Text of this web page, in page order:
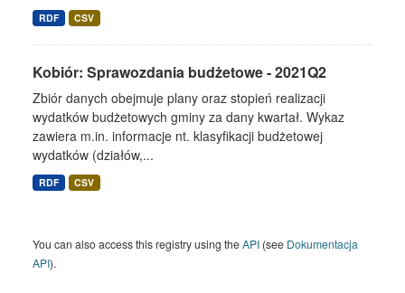
RDF CSV
Kobiór: Sprawozdania budżetowe - 2021Q2
Zbiór danych obejmuje plany oraz stopień realizacji
wydatków budżetowych gminy za dany kwartał. Wykaz
zawiera m.in. informacje nt. klasyfikacji budżetowej
wydatków (działów,...
RDF CSV
You can also access this registry using theAPI (see Dokumentacja
API).